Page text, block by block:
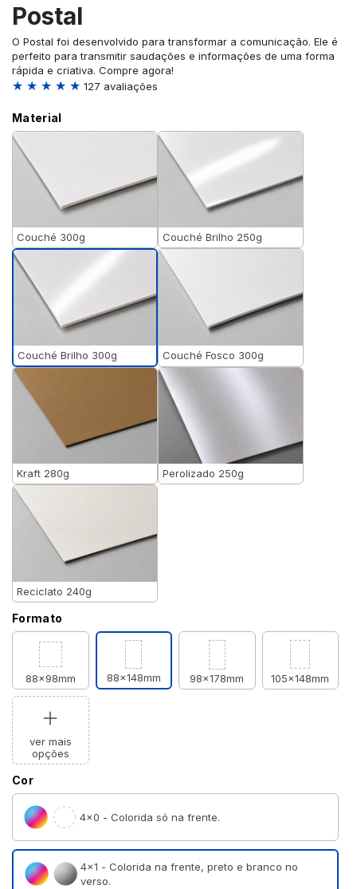
Postal
O Postal foi desenvolvido para transformar a comunicação. Ele é
perfeito para transmitir saudações e informações de uma forma
rápida e criativa. Compre agora!
★ ★ ★ ★ ★ 127 avaliações
Material
Couché 300g Couché Brilho 250g
Couché Brilho 300g Couché Fosco 300g
Kraft 280g Perolizado 250g
Reciclato 240g
Formato
88x98mm 88x148mm 98x178mm 105x148mm
ver mais
opções
Cor
4×0 - Colorida só na frente.
4×1 - Colorida na frente, preto e branco no
verso.